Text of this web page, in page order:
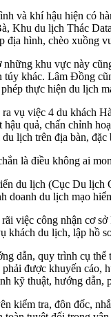
và khí hậu hiện có
Khu du lịch Thác
địa hình, chèo xuồng
khu vực này
khác. Lâm Đồng
thực hiện du lịch
vụ việc 4 du khách
quả, chấn chỉnh
lịch trên địa bàn,
là điều không ai
du lịch (Cục Du lịch
doanh du lịch mạo
việc công nhận cơ
khách du lịch, lập hồ
dẫn, quy trình cụ
được khuyến cáo,
kỹ thuật, hướng dẫn,
kiểm tra, đôn đốc,